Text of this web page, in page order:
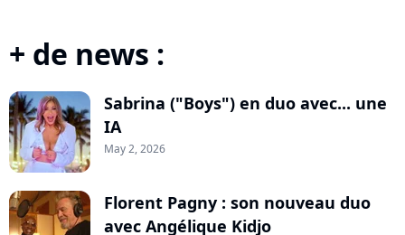
+ de news :
Sabrina ("Boys") en duo avec... une
IA
May 2, 2026
Florent Pagny : son nouveau duo
avec Angélique Kidjo